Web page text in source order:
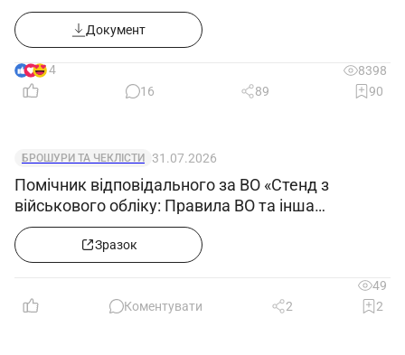
Документ
14
8398
16
89 90
БРОШУРИ ТА ЧЕКЛІСТИ 31.07.2026
Помічник відповідального за ВО «Стенд з
військового обліку: Правила ВО та інша
нормативка після змін з 27.06.2026»
Зразок
49
Коментувати
2 2